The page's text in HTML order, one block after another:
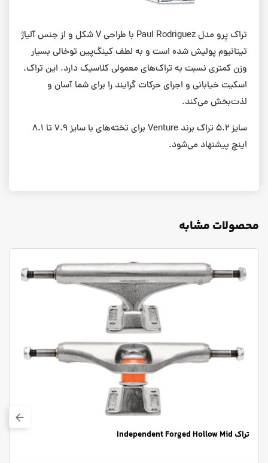
تراک پِرو مدل Paul Rodriguez با طراحی V شکل و از جنس آلیاژ
تیتانیوم پولیش شده است و به لطف کینگ‌پین توخالی بسیار
وزن کمتری نسبت به تراک‌های معمولی کلاسیک دارد. این تراک،
اسکیت خیابانی و اجرای حرکات گرایند را برای شما آسان و
لذت‌بخش می‌کند.
سایز ۵.۲ تراک برند Venture برای تخته‌های با سایز ۷.۹ تا ۸.۱
اینچ پیشنهاد می‌شود.
محصولات مشابه
تراک Independent Forged Hollow Mid